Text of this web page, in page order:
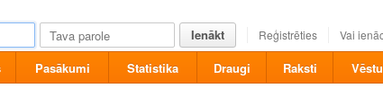
Ienākt Reģistrēties Vai
Pasākumi Statistika Draugi Raksti